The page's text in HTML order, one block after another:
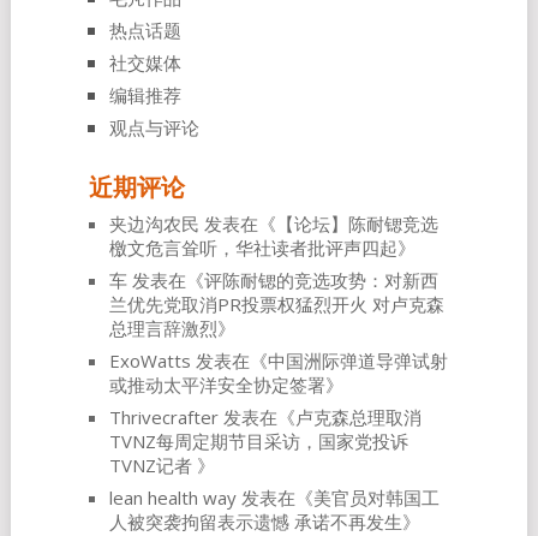
热点话题
社交媒体
编辑推荐
观点与评论
近期评论
夹边沟农民 发表在《 【论坛】陈耐锶竞选
檄文危言耸听，华社读者批评声四起》
车发表在《评陈耐锶的竞选攻势：对新西
兰优先党取消PR投票权猛烈开火 对卢克森
总理言辞激烈》
ExoWatts 发表在《中国洲际弹道导弹试射
或推动太平洋安全协定签署》
Thrivecrafter发表在《卢克森总理取消
TVNZ每周定期节目采访，国家党投诉
TVNZ记者 》
lean health way发表在《美官员对韩国工
人被突袭拘留表示遗憾 承诺不再发生》